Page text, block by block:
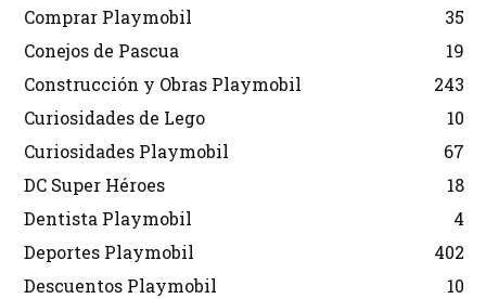
Comprar Playmobil
35
Conejos de Pascua
19
Construcción y Obras Playmobil
243
Curiosidades de Lego
10
Curiosidades Playmobil
67
DC Super Héroes
18
Dentista Playmobil
4
Deportes Playmobil
402
Descuentos Playmobil
10